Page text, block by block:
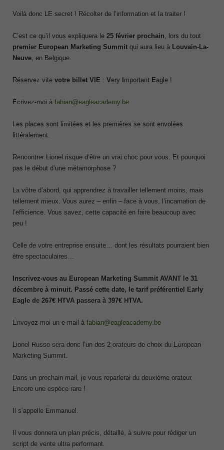
Voilà donc LE secret ! Récolter de l’information et la traiter !
C’est ce qu’il vous expliquera le 25 février prochain, lors du tout
premier European Marketing Summit qui aura lieu à Louvain-La-
Neuve, en Belgique.
Réservez vite votre billet VIE : Very mportant Eagle !
Écrivez-moi à fabian@eagleacademy.be
Les places sont limitées et les premières se sont envolées
littéralement.
Rencontrer Lionel risque d’être un vrai choc pour vous. Et pourquoi
pas le début d’une métamorphose ?
La vôtre d’abord, qui apprendrez à travailler tellement moins, mais
tellement mieux. Vous aurez – enfin – face à vous, l’incarnation de
l’efficience. Vous savez, cette capacité en faire beaucoup avec
peu !
Celle de votre entreprise ensuite… dont les résultats pourraient bien
être spectaculaires…
Inscrivez-vous au European Marketing Summit AVANT le 31
décembre à minuit. Passé cette date, le tarif préférentiel Early
Eagle de 267€ HTVA passera à 397€ HTVA.
Envoyez-moi un e-mail à fabian@eagleacademy.be
Lionel Russo sera donc l’un des 2 orateurs de choix du European
Marketing Summit.
Dans un prochain mail, je vous reparlerai du deuxième orateur.
Encore une espèce rare !
Il s’appelle Emmanuel.
Il vous donnera un plan précis, détaillé, à suivre pour rédiger un
script de vente ultra performant.